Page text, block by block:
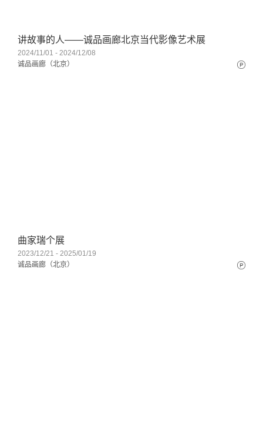
讲故事的人——诚品画廊北京当代影像艺术展
2024/11/01 - 2024/12/08
诚品画廊（北京）
曲家瑞个展
2023/12/21 - 2025/01/19
诚品画廊（北京）